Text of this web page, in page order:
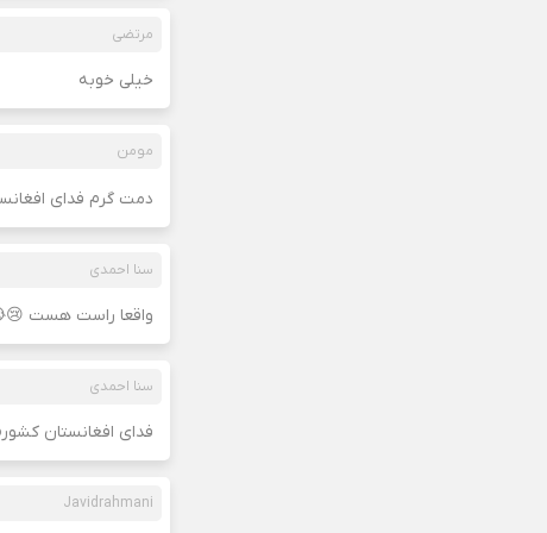
مرتضی
خیلی خوبه
مومن
دمت گرم فدای
سنا احمدی
واقعا راست هست
سنا احمدی
فدای افغانستان
Javidrahmani